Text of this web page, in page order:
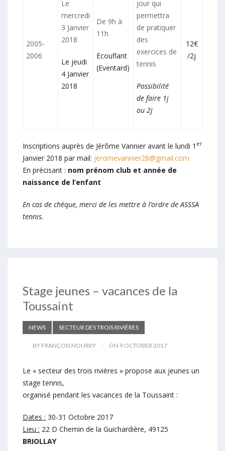
2005-
2006
Le
mercredi
3 Janvier
2018
Le jeudi
4 Janvier
2018
De 9h à
11h
Ecouflant
(Eventard)
jour qui
permettra
de pratiquer
des
exercices de
tennis
Possibilité
de faire 1j
ou 2j
12€
/2j
Inscriptions auprès de Jérôme Vannier avant le lundi 1 er
Janvier 2018 par mail: jeromevannier28@gmail.com
En précisant : nom prénom club et année de
naissance de l’enfant
En cas de chèque, merci de les mettre à l’ordre de ASSSA
tennis.
Stage jeunes – vacances de la
Toussaint
NEWS SECTEUR DES TROIS RIVIÈRES
BY FRANÇOIS NOURRY ON 9 OCTOBER 2017
Le « secteur des trois rivières » propose aux jeunes un
stage tennis,
organisé pendant les vacances de la Toussaint :
Dates : 30-31 Octobre 2017
Lieu : 22 D Chemin de la Guichardière, 49125
BRIOLLAY